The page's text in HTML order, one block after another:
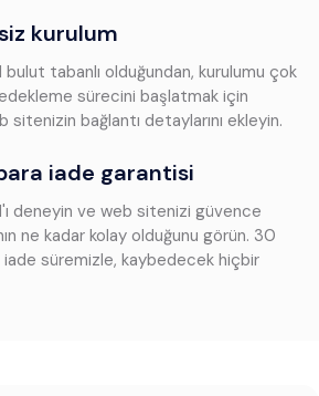
kurulum
tabanlı olduğundan, kurulumu çok
sürecini başlatmak için
sitenizin bağlantı detaylarını ekleyin.
iade garantisi
deneyin ve web sitenizi güvence
ne kadar kolay olduğunu görün. 30
iade süremizle, kaybedecek hiçbir